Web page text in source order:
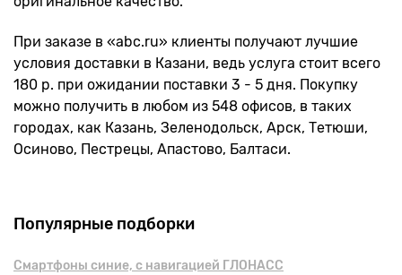
При заказе в «abc.ru» клиенты получают лучшие
условия доставки в Казани, ведь услуга стоит всего
180 р. при ожидании поставки 3 - 5 дня. Покупку
можно получить в любом из 548 офисов, в таких
городах, как Казань, Зеленодольск, Арск, Тетюши,
Осиново, Пестрецы, Апастово, Балтаси.
Популярные подборки
Смартфоны синие, с навигацией ГЛОНАСС